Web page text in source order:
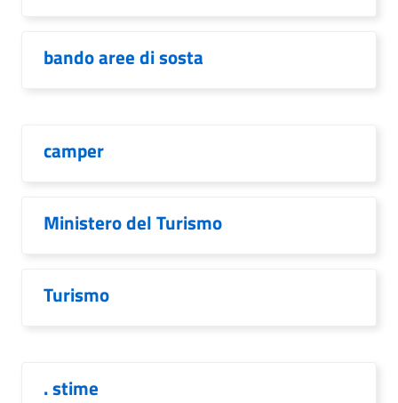
bando aree di sosta
camper
Ministero del Turismo
Turismo
. stime